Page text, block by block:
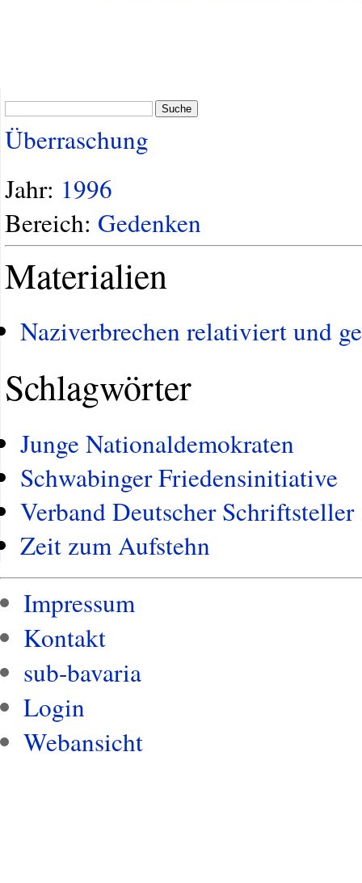
Suche
Überraschung
Jahr: 1996
Bereich: Gedenken
Materialien
Naziverbrechen relativiert und
Schlagwörter
Junge Nationaldemokraten
Schwabinger Friedensinitiative
Verband Deutscher Schriftsteller
Zeit zum Aufstehn
Impressum
Kontakt
sub-bavaria
Login
Webansicht